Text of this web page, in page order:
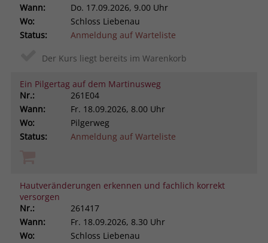
Wann:
Do. 17.09.2026, 9.00 Uhr
Wo:
Schloss Liebenau
Status:
Anmeldung auf Warteliste
Der Kurs liegt bereits im Warenkorb
Ein Pilgertag auf dem Martinusweg
Nr.:
261E04
Wann:
Fr. 18.09.2026, 8.00 Uhr
Wo:
Pilgerweg
Status:
Anmeldung auf Warteliste
Hautveränderungen erkennen und fachlich korrekt
versorgen
Nr.:
261417
Wann:
Fr. 18.09.2026, 8.30 Uhr
Wo:
Schloss Liebenau